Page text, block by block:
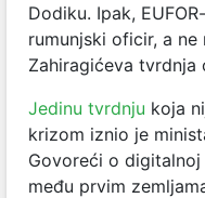
Dodiku. Ipak,
rumunjski oficir, a
Zahiragićeva tvrdnja
Jedinu tvrdnju koja
krizom iznio je
Govoreći o
među prvim